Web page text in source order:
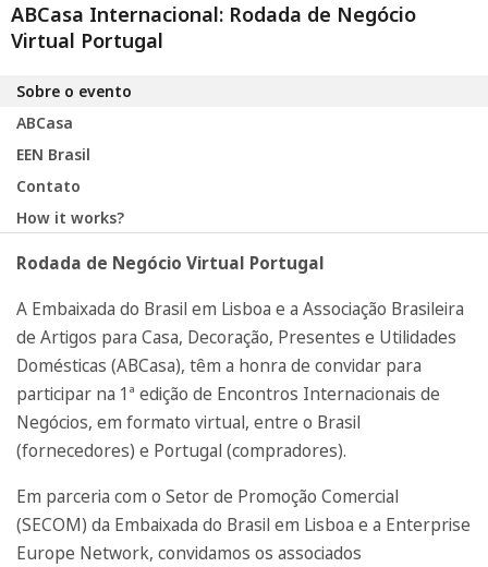
ABCasa Internacional: Rodada de Negócio
Virtual Portugal
Sobre o evento
ABCasa
EEN Brasil
Contato
How it works?
Rodada de Negócio Virtual Portugal
A Embaixada do Brasil em Lisboa e a Associação Brasileira
de Artigos para Casa, Decoração, Presentes e Utilidades
Domésticas (ABCasa), têm a honra de convidar para
participar na 1ª edição de Encontros Internacionais de
Negócios, em formato virtual, entre o Brasil
(fornecedores) e Portugal (compradores).
Em parceria com o Setor de Promoção Comercial
(SECOM) da Embaixada do Brasil em Lisboa e a Enterprise
Europe Network, convidamos os associados